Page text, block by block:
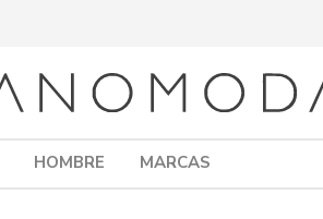
HOMBRE MARCAS